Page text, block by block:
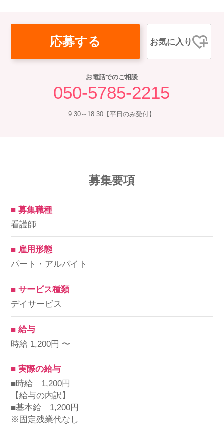
応募する お気に入り
お電話でのご相談
050-5785-2215
9:30～18:30【平日のみ受付】
募集要項
■ 募集職種
看護師
■ 雇用形態
パート・アルバイト
■ サービス種類
デイサービス
■ 給与
時給 1,200円 〜
■ 実際の給与
■時給 1,200円
【給与の内訳】
■基本給 1,200円
※固定残業代なし